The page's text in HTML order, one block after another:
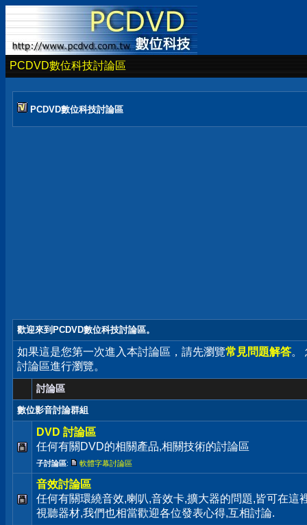
PCDVD數位科技討論區
PCDVD數位科技討論區
歡迎來到PCDVD數位科技討論區。
如果這是您第一次進入本討論區，請先瀏覽常見問題解答。
討論區進行瀏覽。
討論區
數位影音討論群組
DVD 討論區
任何有關DVD的相關產品,相關技術的討論區
子討論區: 軟體字幕討論區
音效討論區
任何有關環繞音效,喇叭,音效卡,擴大器的問題,皆可在這
視聽器材,我們也相當歡迎各位發表心得,互相討論.